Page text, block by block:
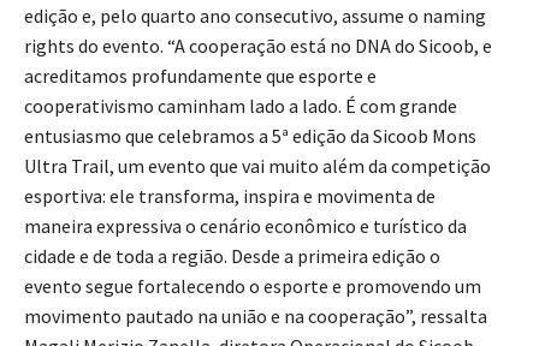
edição e, pelo quarto ano consecutivo, assume o naming
rights do evento. “A cooperação está no DNA do Sicoob, e
acreditamos profundamente que esporte e
cooperativismo caminham lado a lado. É com grande
entusiasmo que celebramos a 5ª edição da Sicoob Mons
Ultra Trail, um evento que vai muito além da competição
esportiva: ele transforma, inspira e movimenta de
maneira expressiva o cenário econômico e turístico da
cidade e de toda a região. Desde a primeira edição o
evento segue fortalecendo o esporte e promovendo um
movimento pautado na união e na cooperação”, ressalta